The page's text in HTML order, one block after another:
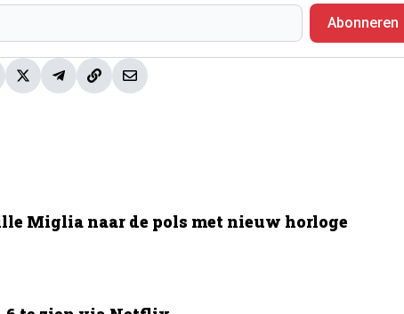
Abonneren
Miglia naar de pols met nieuw horloge